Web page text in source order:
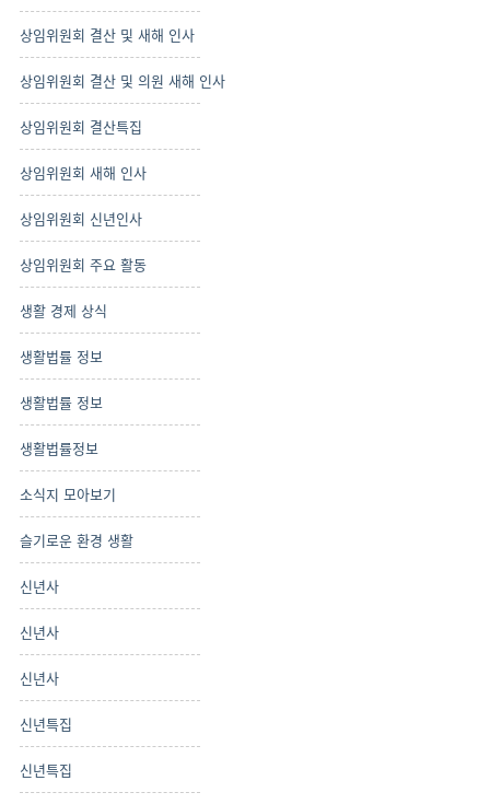
상임위원회 결산 및 새해 인사
상임위원회 결산 및 의원 새해 인사
상임위원회 결산특집
상임위원회 새해 인사
상임위원회 신년인사
상임위원회 주요 활동
생활 경제 상식
생활법률 정보
생활법률 정보
생활법률정보
소식지 모아보기
슬기로운 환경 생활
신년사
신년사
신년사
신년특집
신년특집